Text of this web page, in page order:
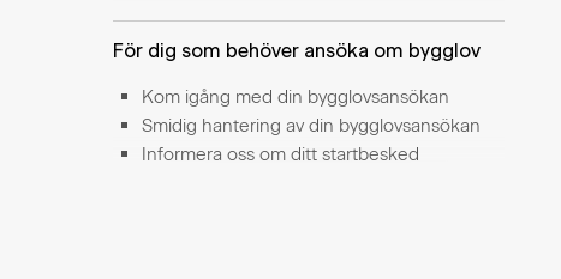
För dig som behöver ansöka om bygglov
Kom igång med din bygglovsansökan
Smidig hantering av din bygglovsansökan
Informera oss om ditt startbesked